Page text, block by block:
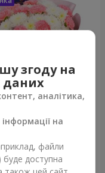
"Sentiment"
згоду на
даних
аналітика,
на
файли
буде доступна